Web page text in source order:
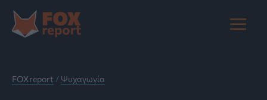
στο
περιεχόμενο
Main
FOXreport / Ψυχαγωγία